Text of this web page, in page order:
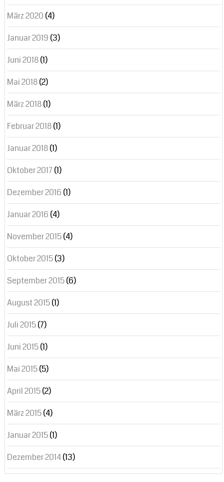
März 2020 (4)
Januar 2019 (3)
Juni 2018(1)
Mai 2018(2)
März 2018(1)
Februar 2018(1)
Januar 2018(1)
Oktober 2017 (1)
Dezember 2016 (1)
Januar 2016 (4)
November 2015(4)
Oktober 2015(3)
September 2015(6)
August 2015(1)
Juli 2015(7)
Juni 2015(1)
Mai 2015(5)
April 2015(2)
März 2015(4)
Januar 2015(1)
Dezember 2014(13)